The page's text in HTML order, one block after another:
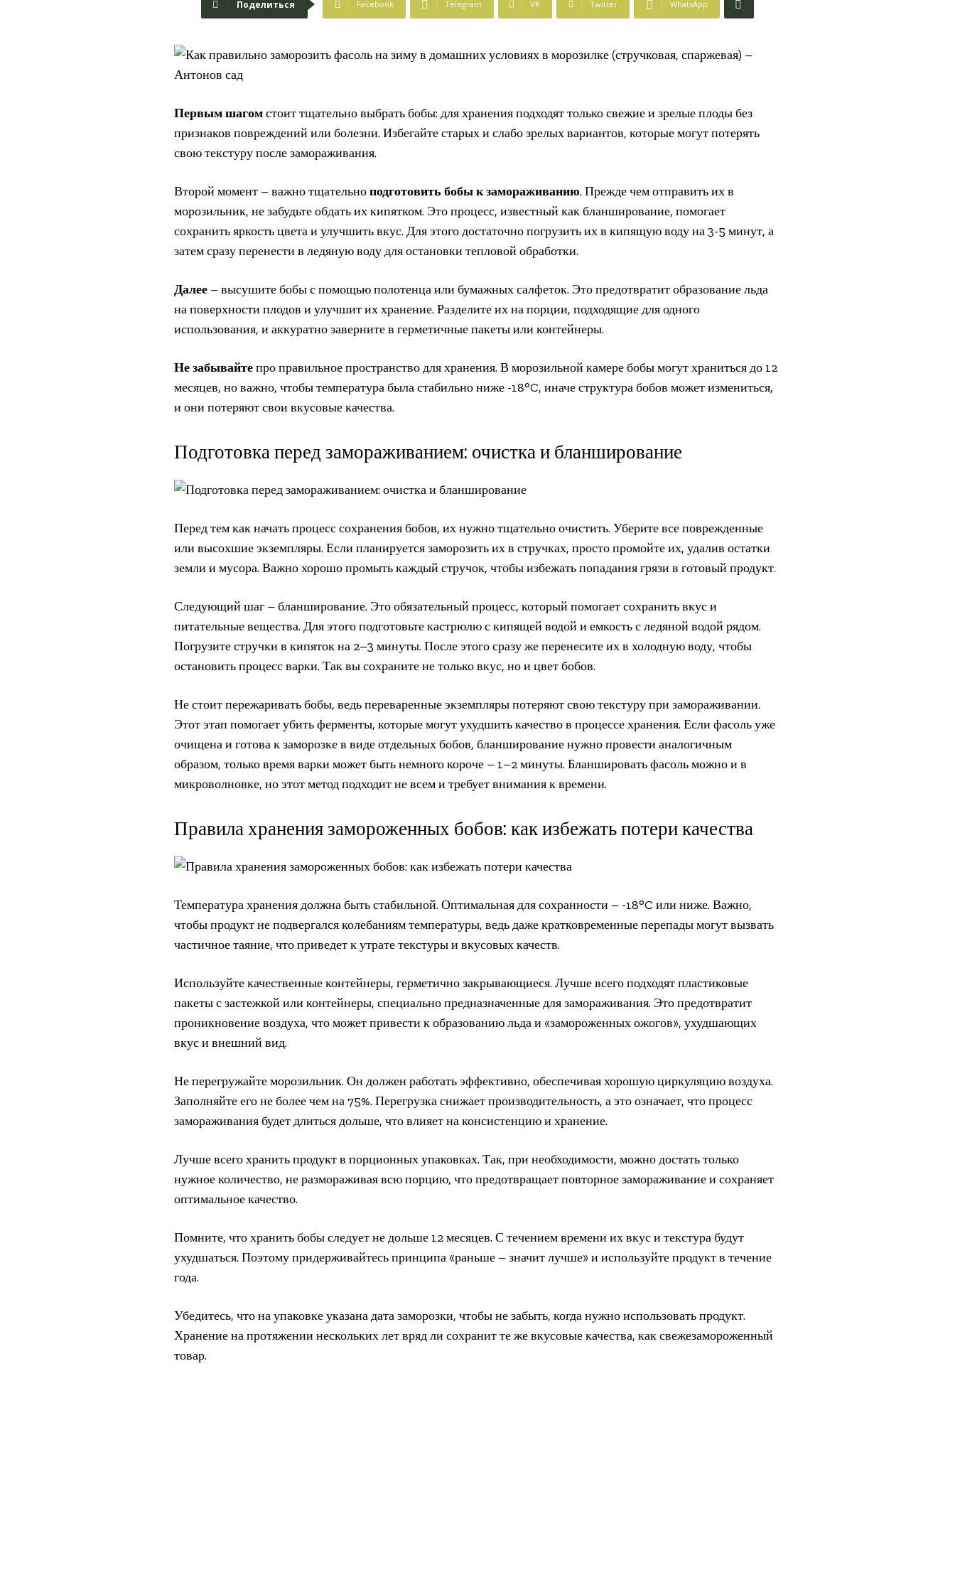
Поделиться Facebook Telegram VK Twitter WhatsApp
Первым шагомстоит тщательно выбрать бобы: для хранения подходят только свежие и зрелые плоды без
признаков повреждений или болезни. Избегайте старых и слабо зрелых вариантов, которые могут потерять
свою текстуру после замораживания.
Второй момент – важно тщательноподготовить бобы к замораживанию. Прежде чем отправить их в
морозильник, не забудьте обдать их кипятком. Это процесс, известный как бланширование, помогает
сохранить яркость цвета и улучшить вкус. Для этого достаточно погрузить их в кипящую воду на 3-5 минут, а
затем сразу перенести в ледяную воду для остановки тепловой обработки.
Далее– высушите бобы с помощью полотенца или бумажных салфеток. Это предотвратит образование льда
на поверхности плодов и улучшит их хранение. Разделите их на порции, подходящие для одного
использования, и аккуратно заверните в герметичные пакеты или контейнеры.
Не забывайтепро правильное пространство для хранения. В морозильной камере бобы могут храниться до 12
месяцев, но важно, чтобы температура была стабильно ниже -18°C, иначе структура бобов может измениться,
и они потеряют свои вкусовые качества.
Подготовка перед замораживанием: очистка и бланширование
Перед тем как начать процесс сохранения бобов, их нужно тщательно очистить. Уберите все поврежденные
или высохшие экземпляры. Если планируется заморозить их в стручках, просто промойте их, удалив остатки
земли и мусора. Важно хорошо промыть каждый стручок, чтобы избежать попадания грязи в готовый продукт.
Следующий шаг – бланширование. Это обязательный процесс, который помогает сохранить вкус и
питательные вещества. Для этого подготовьте кастрюлю с кипящей водой и емкость с ледяной водой рядом.
Погрузите стручки в кипяток на 2–3 минуты. После этого сразу же перенесите их в холодную воду, чтобы
остановить процесс варки. Так вы сохраните не только вкус, но и цвет бобов.
Не стоит пережаривать бобы, ведь переваренные экземпляры потеряют свою текстуру при замораживании.
Этот этап помогает убить ферменты, которые могут ухудшить качество в процессе хранения. Если фасоль уже
очищена и готова к заморозке в виде отдельных бобов, бланширование нужно провести аналогичным
образом, только время варки может быть немного короче – 1–2 минуты. Бланшировать фасоль можно и в
микроволновке, но этот метод подходит не всем и требует внимания к времени.
Правила хранения замороженных бобов: как избежать потери качества
Температура хранения должна быть стабильной. Оптимальная для сохранности – -18°C или ниже. Важно,
чтобы продукт не подвергался колебаниям температуры, ведь даже кратковременные перепады могут вызвать
частичное таяние, что приведет к утрате текстуры и вкусовых качеств.
Используйте качественные контейнеры, герметично закрывающиеся. Лучше всего подходят пластиковые
пакеты с застежкой или контейнеры, специально предназначенные для замораживания. Это предотвратит
проникновение воздуха, что может привести к образованию льда и «замороженных ожогов», ухудшающих
вкус и внешний вид.
Не перегружайте морозильник. Он должен работать эффективно, обеспечивая хорошую циркуляцию воздуха.
Заполняйте его не более чем на 75%. Перегрузка снижает производительность, а это означает, что процесс
замораживания будет длиться дольше, что влияет на консистенцию и хранение.
Лучше всего хранить продукт в порционных упаковках. Так, при необходимости, можно достать только
нужное количество, не размораживая всю порцию, что предотвращает повторное замораживание и сохраняет
оптимальное качество.
Помните, что хранить бобы следует не дольше 12 месяцев. С течением времени их вкус и текстура будут
ухудшаться. Поэтому придерживайтесь принципа «раньше – значит лучше» и используйте продукт в течение
года.
Убедитесь, что на упаковке указана дата заморозки, чтобы не забыть, когда нужно использовать продукт.
Хранение на протяжении нескольких лет вряд ли сохранит те же вкусовые качества, как свежезамороженный
товар.